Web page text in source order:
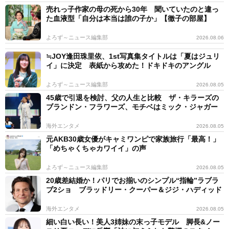
売れっ子作家の母の死から30年 聞いていたのと違っ
た血液型「自分は本当は誰の子か」【徹子の部屋】
よろず～ニュース編集部 2026.08.06
≒JOY逢田珠里依、1st写真集タイトルは「夏はジュリ
イ」に決定 表紙から攻めた！ドキドキのアングル
よろず～ニュース編集部 2026.08.05
45歳で引退を検討、父の人生と比較 ザ・キラーズの
ブランドン・フラワーズ、モチベはミック・ジャガー
海外エンタメ 2026.08.05
元AKB30歳女優がキャミワンピで家族旅行「最高！」
「めちゃくちゃカワイイ」の声
よろず～ニュース編集部 2026.08.05
20歳差結婚か！パリでお揃いのシンプル“指輪”ラブラ
ブ2ショ ブラッドリー・クーパー＆ジジ・ハディッド
海外エンタメ 2026.08.05
細い白い長い！美人3姉妹の末っ子モデル 脚長&ノー